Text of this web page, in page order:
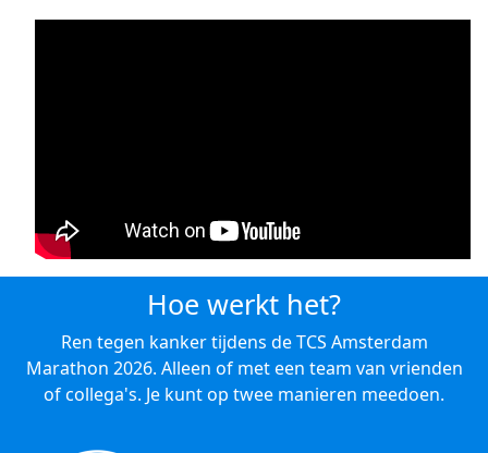
Hoe werkt het?
Ren tegen kanker tijdens de TCS Amsterdam
Marathon 2026. Alleen of met een team van vrienden
of collega's. Je kunt op twee manieren meedoen.